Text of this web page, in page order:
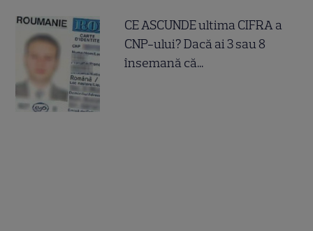
CE ASCUNDE ultima CIFRA a
CNP-ului? Dacă ai 3 sau 8
însemană că...